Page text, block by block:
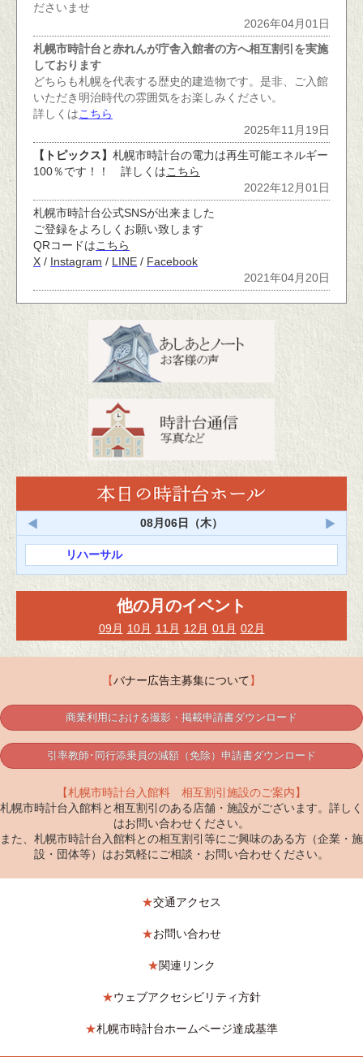
ださいませ
2026年04月01日
札幌市時計台と赤れんが庁舎入館者の方へ相互割引を実施
しております
どちらも札幌を代表する歴史的建造物です。是非、ご入館
いただき明治時代の雰囲気をお楽しみください。
詳しくはこちら
2025年11月19日
【トピックス】 札幌市時計台の電力は再生可能エネルギー
100％です！！ 詳しくはこちら
2022年12月01日
札幌市時計台公式SNSが出来ました
ご登録をよろしくお願い致します
QRコードはこちら
X / Instagram / LINE / Facebook
2021年04月20日
08月06日（木）
リハーサル
他の月のイベント
09月 10月 11月 12月 01月 02月
【バナー広告主募集について】
商業利用における撮影・掲載申請書ダウンロード
引率教師･同行添乗員の減額（免除）申請書ダウンロード
【札幌市時計台入館料 相互割引施設のご案内】
札幌市時計台入館料と相互割引のある店舗・施設がございます。詳しく
はお問い合わせください。
また、札幌市時計台入館料との相互割引等にご興味のある方（企業・施
設・団体等）はお気軽にご相談・お問い合わせください。
★交通アクセス
★お問い合わせ
★関連リンク
★ウェブアクセシビリティ方針
★札幌市時計台ホームページ達成基準